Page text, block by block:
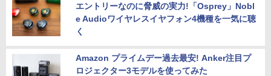
エントリーなのに脅威の実力!「Osprey」Nobl
e Audioワイヤレスイヤフォン4機種を一気に聴
く
Amazon プライムデー過去最安! Anker注目プ
ロジェクター3モデルを使ってみた